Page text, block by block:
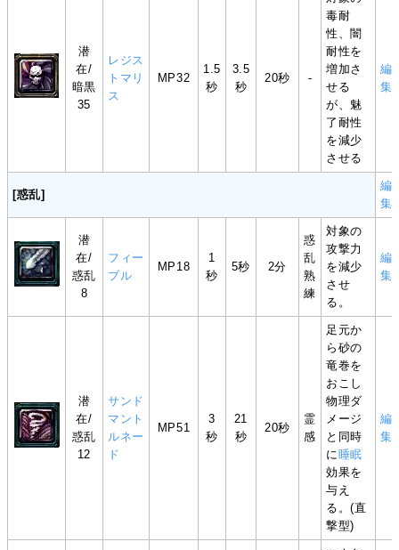
潜
在/
暗黒
35
レジス
トマリ
ス
MP32
1.5
秒
3.5
秒
20秒 -
毒耐
性、闇
耐性を
増加さ
せる
が、魅
了耐性
を減少
させる
編
集
[惑乱]
編
集
潜
在/
惑乱
8
フィー
ブル
MP18
1
秒
5秒 2分
惑
乱
熟
練
対象の
攻撃力
を減少
させ
る。
編
集
潜
在/
惑乱
12
サンド
マント
ルネー
ド
MP51
3
秒
21
秒
20秒
霊
感
足元か
ら砂の
竜巻を
おこし
物理ダ
メージ
と同時
に 睡眠
効果を
与え
る。(直
撃型)
編
集